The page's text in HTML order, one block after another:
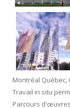
Montréal Québec,
Travail in situ
Parcours